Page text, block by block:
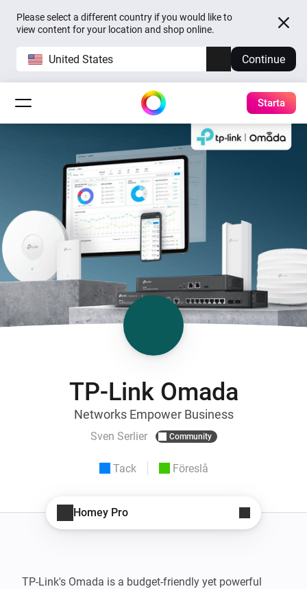
Please select a different country if you would like to
view content for your location and shop online.
United States Continue
Starta
TP-Link Omada
Networks Empower Business
Sven Serlier Community
Tack Föreslå
Homey Pro
TP-Link's Omada is a budget-friendly yet powerful